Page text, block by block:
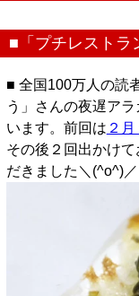
■「プチレストラ
■ 全国100万人の読
う」さんの夜遅ア
います。前回は ２
その後２回出かけ
だきました＼(^o^)